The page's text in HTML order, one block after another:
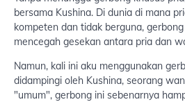
bersama Kushina. Di dunia di mana
kompeten dan tidak berguna,
mencegah gesekan antara pria dan
Namun, kali ini aku menggunakan
didampingi oleh Kushina, seorang
"umum", gerbong ini sebenarnya